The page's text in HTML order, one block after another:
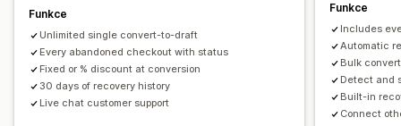
Funkce
Unlimited single convert-to-draft
Every abandoned checkout with status
Fixed or % discount at conversion
30 days of recovery history
Live chat customer support
Funkce
Includes
Automatic
Bulk
Detect and
Built-in
Connect